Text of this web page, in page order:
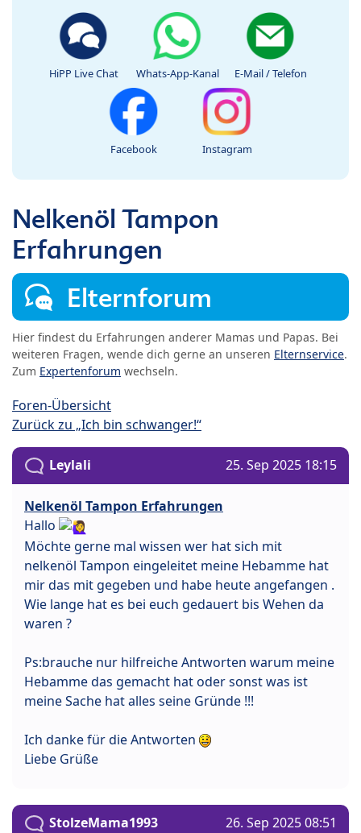
HiPP Live Chat Whats-App-Kanal E-Mail / Telefon
Facebook Instagram
Nelkenöl Tampon
Erfahrungen
Elternforum
Hier findest du Erfahrungen anderer Mamas und Papas. Bei
weiteren Fragen, wende dich gerne an unseren Elternservice.
Zum Expertenforum wechseln.
Foren-Übersicht
Zurück zu „Ich bin schwanger!“
Leylali 25. Sep 2025 18:15
Nelkenöl Tampon Erfahrungen
Hallo
Möchte gerne mal wissen wer hat sich mit
nelkenöl Tampon eingeleitet meine Hebamme hat
mir das mit gegeben und habe heute angefangen .
Wie lange hat es bei euch gedauert bis Wehen da
waren ?
Ps:brauche nur hilfreiche Antworten warum meine
Hebamme das gemacht hat oder sonst was ist
meine Sache hat alles seine Gründe !!!
Ich danke für die Antworten
Liebe Grüße
StolzeMama1993 26. Sep 2025 08:51